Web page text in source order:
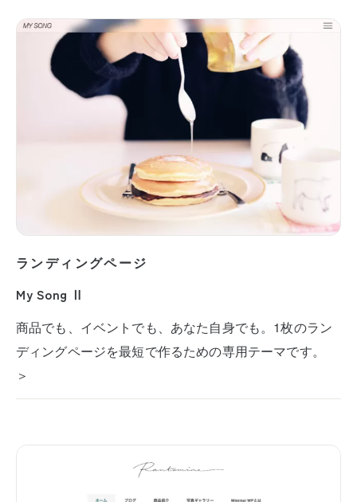
ランディングページ
My Song Ⅱ
商品でも、イベントでも、あなた自身でも。1枚のラン
ディングページを最短で作るための専用テーマです。
＞